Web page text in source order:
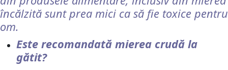
încălzită sunt prea mici ca să fie toxice pentru
om.
Este recomandată mierea crudă la
gătit?